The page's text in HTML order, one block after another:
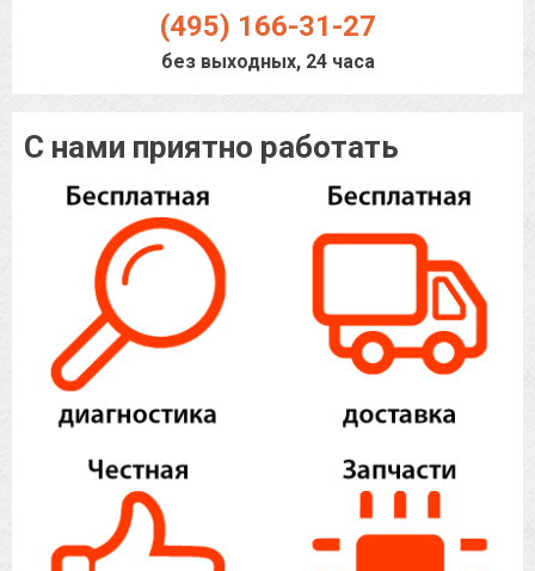
(495) 166-31-27
без выходных, 24 часа
С нами приятно работать